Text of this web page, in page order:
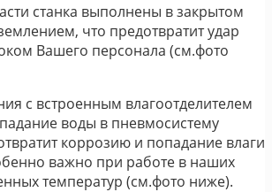
станка выполнены в закрытом
что предотвратит удар
Вашего персонала (см.фото
с встроенным влагоотделителем
воды в пневмосистему
коррозию и попадание влаги
важно при работе в наших
температур (см.фото ниже).